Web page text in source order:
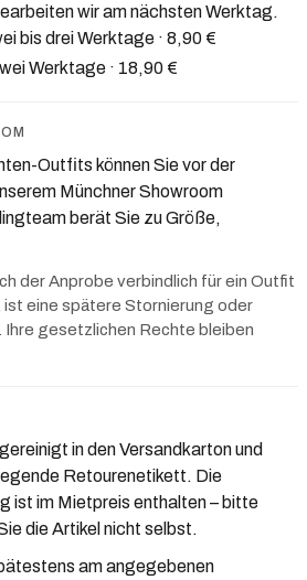
wir am nächsten Werktag.
bis drei Werktage · 8,90 €
Werktage · 18,90 €
Outfits können Sie vor der
Münchner Showroom
berät Sie zu Größe,
der Anprobe verbindlich für ein Outfit
eine spätere Stornierung oder
Ihre gesetzlichen Rechte bleiben
in den Versandkarton und
Retourenetikett. Die
ist im Mietpreis enthalten – bitte
die Artikel nicht selbst.
am angegebenen